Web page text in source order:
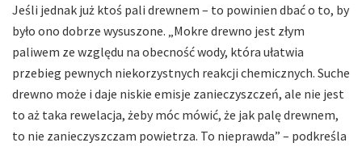
Jeśli jednak już ktoś pali drewnem – to powinien dbać o to, by
było ono dobrze wysuszone. „Mokre drewno jest złym
paliwem ze względu na obecność wody, która ułatwia
przebieg pewnych niekorzystnych reakcji chemicznych. Suche
drewno może i daje niskie emisje zanieczyszczeń, ale nie jest
to aż taka rewelacja, żeby móc mówić, że jak palę drewnem,
to nie zanieczyszczam powietrza. To nieprawda” – podkreśla